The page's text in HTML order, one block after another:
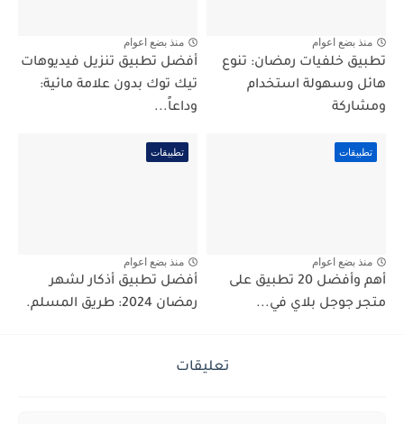
منذ بضع اعوام
تطبيق خلفيات رمضان: تنوع
هائل وسهولة استخدام
ومشاركة
منذ بضع اعوام
أفضل تطبيق تنزيل فيديوهات
تيك توك بدون علامة مائية:
وداعاً...
تطبيقات
منذ بضع اعوام
أهم وأفضل 20 تطبيق على
متجر جوجل بلاي في...
تطبيقات
منذ بضع اعوام
أفضل تطبيق أذكار لشهر
رمضان 2024: طريق المسلم.
تعليقات